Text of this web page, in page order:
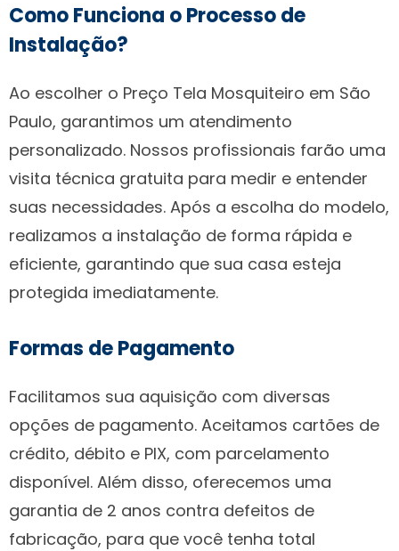
Como Funciona o Processo de
Instalação?
Ao escolher o Preço Tela Mosquiteiro em São
Paulo, garantimos um atendimento
personalizado. Nossos profissionais farão uma
visita técnica gratuita para medir e entender
suas necessidades. Após a escolha do modelo,
realizamos a instalação de forma rápida e
eficiente, garantindo que sua casa esteja
protegida imediatamente.
Formas de Pagamento
Facilitamos sua aquisição com diversas
opções de pagamento. Aceitamos cartões de
crédito, débito e PIX, com parcelamento
disponível. Além disso, oferecemos uma
garantia de 2 anos contra defeitos de
fabricação, para que você tenha total